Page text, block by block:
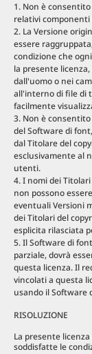
Non è
relativi
La Versione
essere
condizione che
la presente
dall'uomo o nei
all'interno di file di
facilmente
Non è
del Software di
dal Titolare del
esclusivamente al
utenti.
I nomi dei
non possono
eventuali Versioni
dei Titolari del
esplicita rilasciata
Il Software di
parziale, dovrà
questa licenza. Il
vincolati a questa
usando il Software
RISOLUZIONE
La presente
soddisfatte le